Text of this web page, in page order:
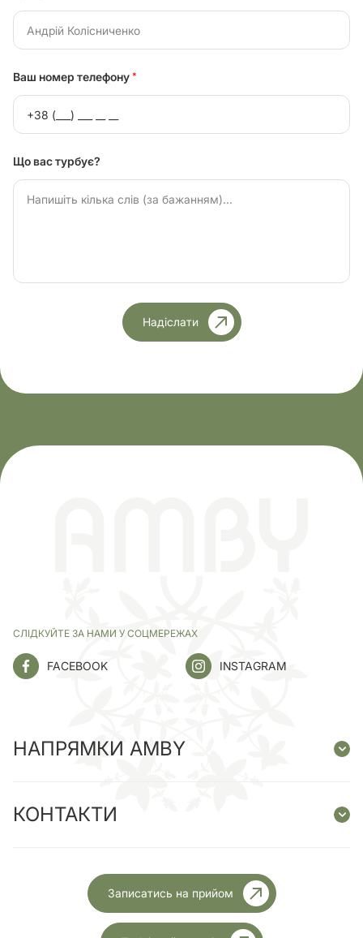
Ваш номер телефону *
Що вас турбує?
Надіслати
СЛІДКУЙТЕ ЗА НАМИ У СОЦМЕРЕЖАХ
FACEBOOK INSTAGRAM
НАПРЯМКИ AMBY
КОНТАКТИ
Записатись на прийом